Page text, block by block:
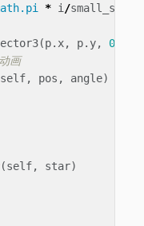
* i /
(p. x, p. y, 0
画
self, pos , angle)
(self, star)